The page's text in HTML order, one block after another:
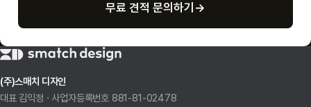
무료 견적 문의하기 →
(주)스매치 디자인
대표 김익정 · 사업자등록번호 881-81-02478